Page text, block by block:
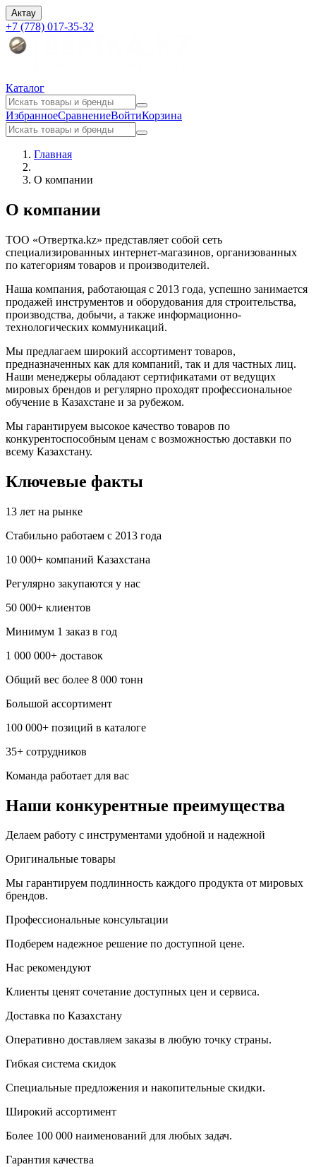
Актау
+7 (778) 017-35-32
Каталог
ИзбранноеСравнениеВойтиКорзина
Главная
О компании
О компании
ТОО «Отвертка.kz» представляет собой сеть
специализированных интернет-магазинов, организованных
по категориям товаров и производителей.
Наша компания, работающая с 2013 года, успешно занимается
продажей инструментов и оборудования для строительства,
производства, добычи, а также информационно-
технологических коммуникаций.
Мы предлагаем широкий ассортимент товаров,
предназначенных как для компаний, так и для частных лиц.
Наши менеджеры обладают сертификатами от ведущих
мировых брендов и регулярно проходят профессиональное
обучение в Казахстане и за рубежом.
Мы гарантируем высокое качество товаров по
конкурентоспособным ценам с возможностью доставки по
всему Казахстану.
Ключевые факты
13 лет на рынке
Стабильно работаем с 2013 года
10 000+ компаний Казахстана
Регулярно закупаются у нас
50 000+ клиентов
Минимум 1 заказ в год
1 000 000+ доставок
Общий вес более 8 000 тонн
Большой ассортимент
100 000+ позиций в каталоге
35+ сотрудников
Команда работает для вас
Наши конкурентные преимущества
Делаем работу с инструментами удобной и надежной
Оригинальные товары
Мы гарантируем подлинность каждого продукта от мировых
брендов.
Профессиональные консультации
Подберем надежное решение по доступной цене.
Нас рекомендуют
Клиенты ценят сочетание доступных цен и сервиса.
Доставка по Казахстану
Оперативно доставляем заказы в любую точку страны.
Гибкая система скидок
Специальные предложения и накопительные скидки.
Широкий ассортимент
Более 100 000 наименований для любых задач.
Гарантия качества